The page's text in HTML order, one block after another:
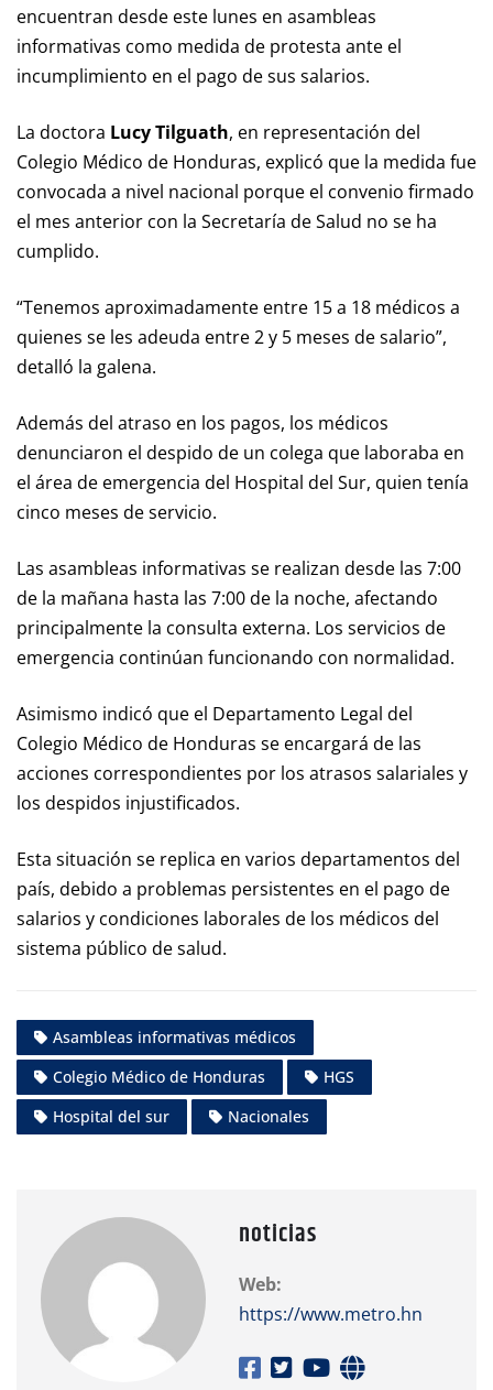
encuentran desde este lunes en asambleas
informativas como medida de protesta ante el
incumplimiento en el pago de sus salarios.
La doctora Lucy Tilguath, en representación del
Colegio Médico de Honduras, explicó que la medida fue
convocada a nivel nacional porque el convenio firmado
el mes anterior con la Secretaría de Salud no se ha
cumplido.
“Tenemos aproximadamente entre 15 a 18 médicos a
quienes se les adeuda entre 2 y 5 meses de salario”,
detalló la galena.
Además del atraso en los pagos, los médicos
denunciaron el despido de un colega que laboraba en
el área de emergencia del Hospital del Sur, quien tenía
cinco meses de servicio.
Las asambleas informativas se realizan desde las 7:00
de la mañana hasta las 7:00 de la noche, afectando
principalmente la consulta externa. Los servicios de
emergencia continúan funcionando con normalidad.
Asimismo indicó que el Departamento Legal del
Colegio Médico de Honduras se encargará de las
acciones correspondientes por los atrasos salariales y
los despidos injustificados.
Esta situación se replica en varios departamentos del
país, debido a problemas persistentes en el pago de
salarios y condiciones laborales de los médicos del
sistema público de salud.
Asambleas informativas médicos
Colegio Médico de Honduras
HGS
Hospital del sur
Nacionales
noticias
Web:
https://www.metro.hn